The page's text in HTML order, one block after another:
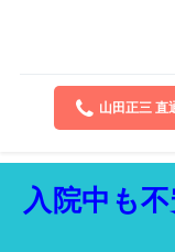
山田正三
入院中も